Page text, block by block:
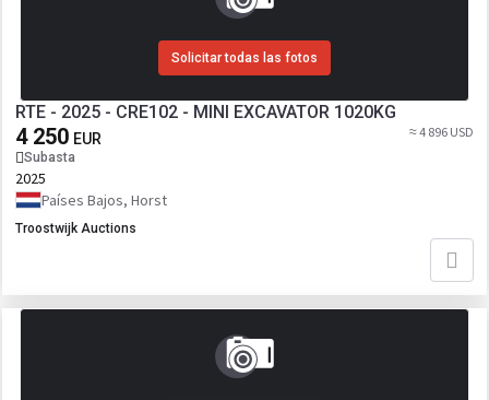
Solicitar todas las fotos
RTE - 2025 - CRE102 - MINI EXCAVATOR 1020KG
4 250 EUR
Subasta
≈ 4 896 USD
2025
Países Bajos, Horst
Troostwijk Auctions